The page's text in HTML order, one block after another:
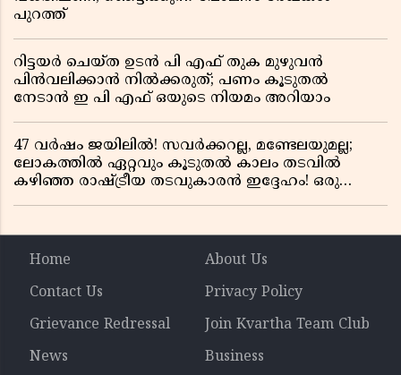
പുറത്ത്
റിട്ടയർ ചെയ്ത ഉടൻ പി എഫ് തുക മുഴുവൻ
പിൻവലിക്കാൻ നിൽക്കരുത്; പണം കൂടുതൽ
നേടാൻ ഇ പി എഫ് ഒയുടെ നിയമം അറിയാം
47 വർഷം ജയിലിൽ! സവർക്കറല്ല, മണ്ടേലയുമല്ല;
ലോകത്തിൽ ഏറ്റവും കൂടുതൽ കാലം തടവിൽ
കഴിഞ്ഞ രാഷ്ട്രീയ തടവുകാരൻ ഇദ്ദേഹം! ഒരു
Home
About Us
Contact Us
Privacy Policy
Grievance Redressal
Join Kvartha Team Club
News
Business